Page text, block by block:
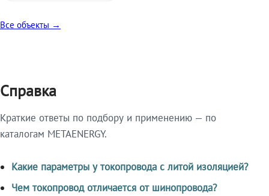
Все объекты →
Справка
Краткие ответы по подбору и применению — по
каталогам METAENERGY.
Какие параметры у токопровода с литой изоляцией?
Чем токопровод отличается от шинопровода?